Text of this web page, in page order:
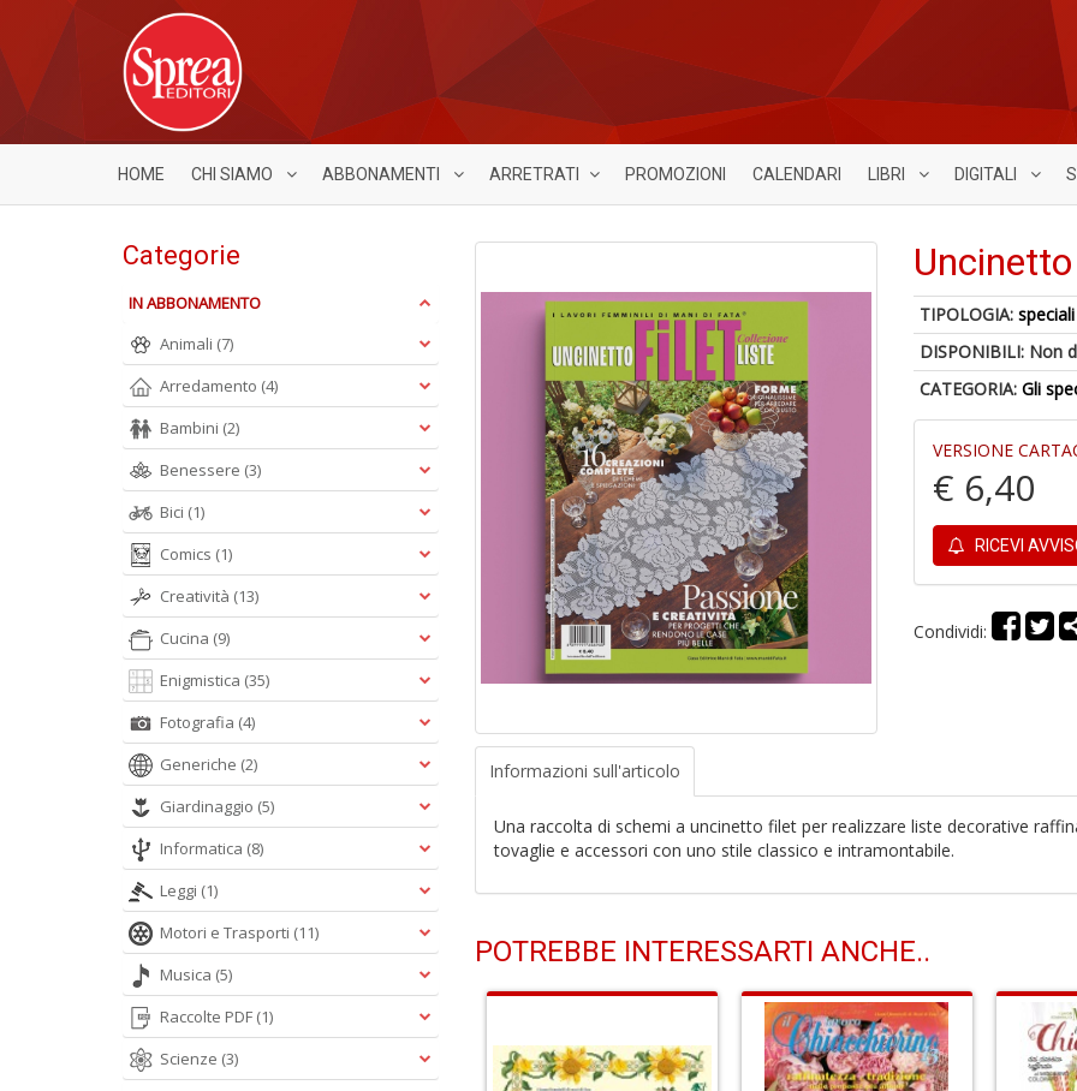
HOME CHI SIAMO ABBONAMENTI ARRETRATI PROMOZIONI CALENDARI LIBRI DIGITALI
TIPOLOGIA:speciali
DISPONIBILI: Non
CATEGORIA:Gli
VERSIONE
€ 6,40
RICEVI
Condividi:
Informazioni sull'articolo
Una raccolta di schemi a uncinetto filet per realizzare liste decorative
tovaglie e accessori con uno stile classico e intramontabile.
POTREBBE INTERESSARTI ANCHE..
Categorie
IN ABBONAMENTO
Animali (7)
Arredamento (4)
Bambini (2)
Benessere (3)
Bici (1)
Comics (1)
Creatività (13)
Cucina (9)
Enigmistica (35)
Fotografia (4)
Generiche (2)
Giardinaggio (5)
Informatica (8)
Leggi (1)
Motori e Trasporti (11)
Musica (5)
Raccolte PDF (1)
Scienze (3)